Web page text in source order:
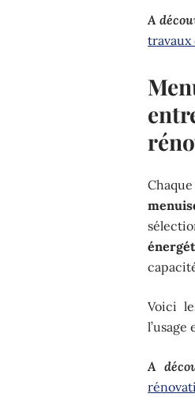
A
travaux
Voici
l’usage
A